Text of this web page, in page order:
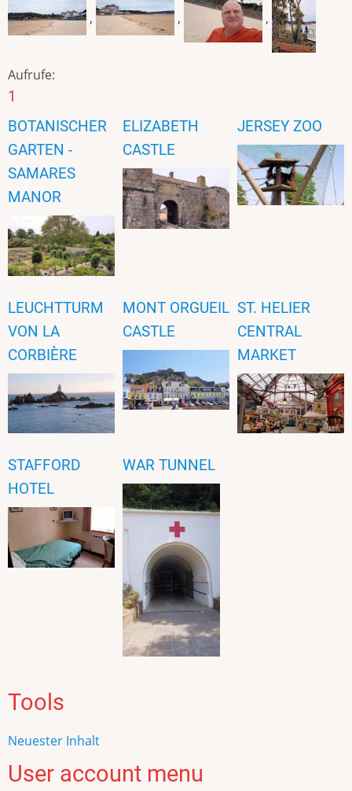
, , ,
Aufrufe:
1
BOTANISCHER
GARTEN -
SAMARES
MANOR
ELIZABETH
CASTLE
JERSEY ZOO
LEUCHTTURM
VON LA
CORBIÈRE
MONT ORGUEIL
CASTLE
ST. HELIER
CENTRAL
MARKET
STAFFORD
HOTEL
WAR TUNNEL
Tools
Neuester Inhalt
User account menu